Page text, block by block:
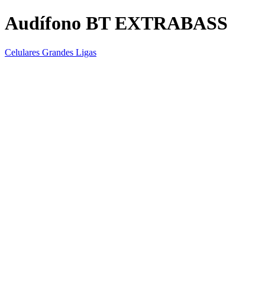
Audífono BT EXTRABASS
Celulares Grandes Ligas